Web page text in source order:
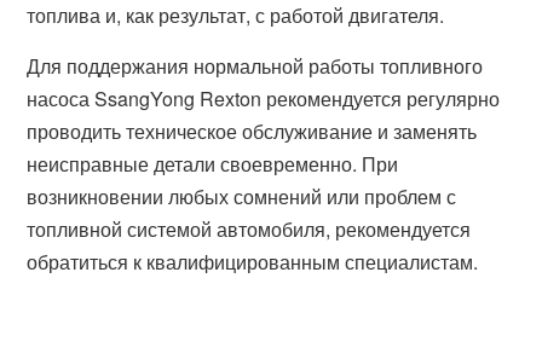
топлива и, как результат, с работой двигателя.
Для поддержания нормальной работы топливного
насоса SsangYong Rexton рекомендуется регулярно
проводить техническое обслуживание и заменять
неисправные детали своевременно. При
возникновении любых сомнений или проблем с
топливной системой автомобиля, рекомендуется
обратиться к квалифицированным специалистам.